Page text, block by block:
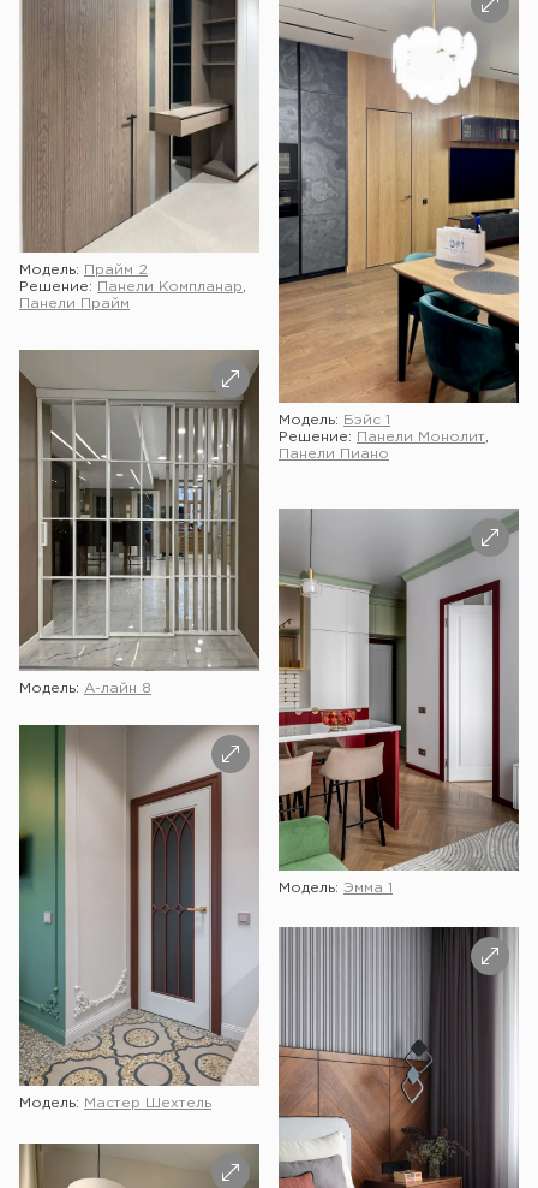
Модель:
Прайм 2
Решение:
Панели Компланар
Панели Прайм
Модель:
Бэйс 1
Решение:
Панели Монолит
Панели Пиано
Модель: А-лайн 8
Модель: Эмма 1
Модель: Мастер Шехтель